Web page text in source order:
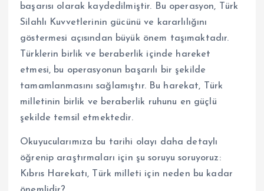
başarısı olarak kaydedilmiştir. Bu operasyon, Türk
Silahlı Kuvvetlerinin gücünü ve kararlılığını
göstermesi açısından büyük önem taşımaktadır.
Türklerin birlik ve beraberlik içinde hareket
etmesi, bu operasyonun başarılı bir şekilde
tamamlanmasını sağlamıştır. Bu harekat, Türk
milletinin birlik ve beraberlik ruhunu en güçlü
şekilde temsil etmektedir.
Okuyucularımıza bu tarihi olayı daha detaylı
öğrenip araştırmaları için şu soruyu soruyoruz:
Kıbrıs Harekatı, Türk milleti için neden bu kadar